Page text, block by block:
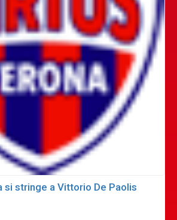
si stringe a Vittorio De Paolis